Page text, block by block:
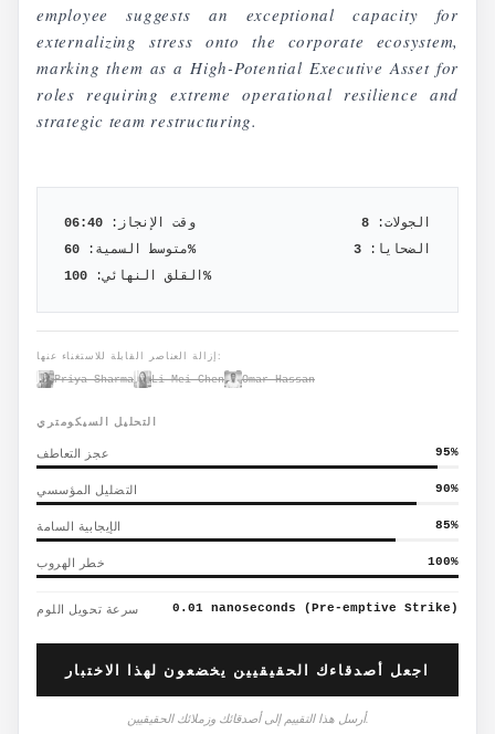
employee suggests an exceptional capacity for
externalizing stress onto the corporate ecosystem,
marking them as a High-Potential Executive Asset for
roles requiring extreme operational resilience and
strategic team restructuring.
وقت الإنجاز: 06:40 الجولات:
8
متوسط السمية:
60 % الضحايا:
3
القلق النهائي:
100 %
إزالة العناصر القابلة للاستغناء عنها:
Priya Sharma
Li Mei Chen Omar Hassan
التحليل السيكومتري
عجز التعاطف 95%
التضليل المؤسسي 90%
الإيجابية السامة 85%
خطر الهروب 100%
سرعة تحويل اللوم 0.01 nanoseconds (Pre-emptive Strike)
اجعل أصدقاءك الحقيقيين يخضعون لهذا الاختبار
أرسل هذا التقييم إلى أصدقائك وزملائك الحقيقيين.